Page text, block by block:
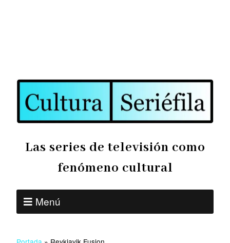
Las series de televisión como
fenómeno cultural
Menú